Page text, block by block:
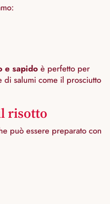
e sapido è perfetto per
di salumi come il prosciutto
risotto
può essere preparato con